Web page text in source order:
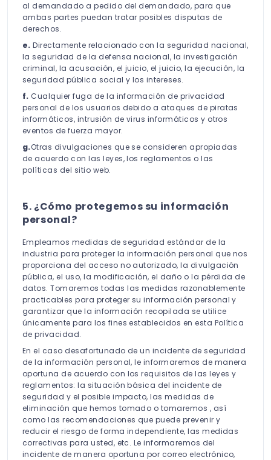
al demandado a pedido del demandado, para que
ambas partes puedan tratar posibles disputas de
derechos.
e. Directamente relacionado con la seguridad nacional,
la seguridad de la defensa nacional, la investigación
criminal, la acusación, el juicio, el juicio, la ejecución, la
seguridad pública social y los intereses.
f. Cualquier fuga de la información de privacidad
personal de los usuarios debido a ataques de piratas
informáticos, intrusión de virus informáticos y otros
eventos de fuerza mayor.
g.Otras divulgaciones que se consideren apropiadas
de acuerdo con las leyes, los reglamentos o las
políticas del sitio web.
5. ¿Cómo protegemos su información
personal?
Empleamos medidas de seguridad estándar de la
industria para proteger la información personal que nos
proporciona del acceso no autorizado, la divulgación
pública, el uso, la modificación, el daño o la pérdida de
datos. Tomaremos todas las medidas razonablemente
practicables para proteger su información personal y
garantizar que la información recopilada se utilice
únicamente para los fines establecidos en esta Política
de privacidad.
En el caso desafortunado de un incidente de seguridad
de la información personal, le informaremos de manera
oportuna de acuerdo con los requisitos de las leyes y
reglamentos: la situación básica del incidente de
seguridad y el posible impacto, las medidas de
eliminación que hemos tomado o tomaremos , así
como las recomendaciones que puede prevenir y
reducir el riesgo de forma independiente, las medidas
correctivas para usted, etc. Le informaremos del
incidente de manera oportuna por correo electrónico,